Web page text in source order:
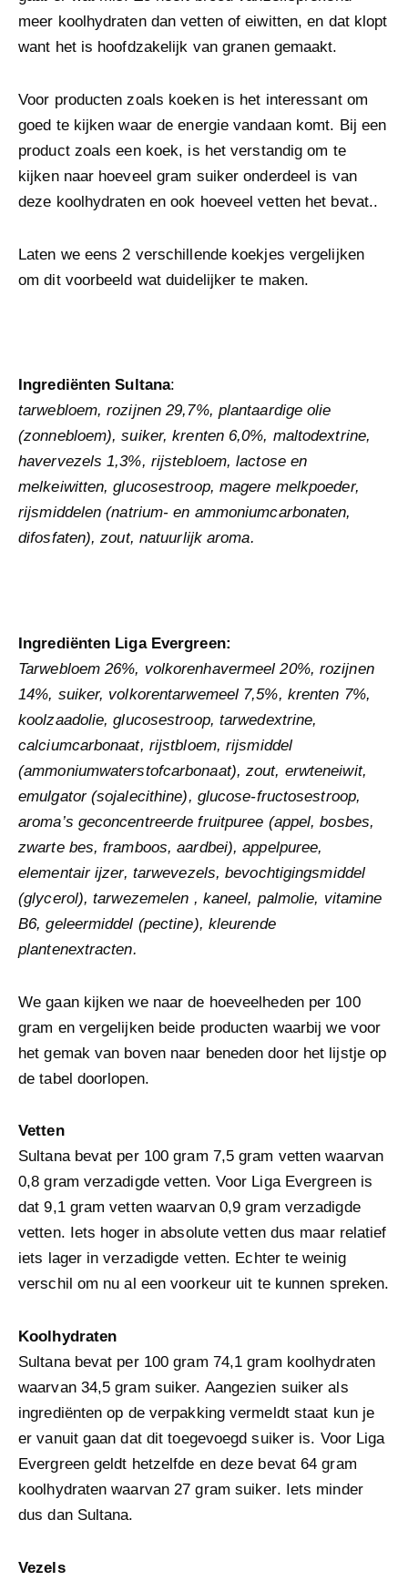
meer koolhydraten dan vetten of eiwitten, en dat klopt
want het is hoofdzakelijk van granen gemaakt.
Voor producten zoals koeken is het interessant om
goed te kijken waar de energie vandaan komt. Bij een
product zoals een koek, is het verstandig om te
kijken naar hoeveel gram suiker onderdeel is van
deze koolhydraten en ook hoeveel vetten het bevat..
Laten we eens 2 verschillende koekjes vergelijken
om dit voorbeeld wat duidelijker te maken.
Ingrediënten Sultana:
tarwebloem, rozijnen 29,7%, plantaardige olie
(zonnebloem), suiker, krenten 6,0%, maltodextrine,
havervezels 1,3%, rijstebloem, lactose en
melkeiwitten, glucosestroop, magere melkpoeder,
rijsmiddelen (natrium- en ammoniumcarbonaten,
difosfaten), zout, natuurlijk aroma.
Ingrediënten Liga Evergreen:
Tarwebloem 26%, volkorenhavermeel 20%, rozijnen
14%, suiker, volkorentarwemeel 7,5%, krenten 7%,
koolzaadolie, glucosestroop, tarwedextrine,
calciumcarbonaat, rijstbloem, rijsmiddel
(ammoniumwaterstofcarbonaat), zout, erwteneiwit,
emulgator (sojalecithine), glucose-fructosestroop,
aroma’s geconcentreerde fruitpuree (appel, bosbes,
zwarte bes, framboos, aardbei), appelpuree,
elementair ijzer, tarwevezels, bevochtigingsmiddel
(glycerol), tarwezemelen , kaneel, palmolie, vitamine
B6, geleermiddel (pectine), kleurende
plantenextracten.
We gaan kijken we naar de hoeveelheden per 100
gram en vergelijken beide producten waarbij we voor
het gemak van boven naar beneden door het lijstje op
de tabel doorlopen.
Vetten
Sultana bevat per 100 gram 7,5 gram vetten waarvan
0,8 gram verzadigde vetten. Voor Liga Evergreen is
dat 9,1 gram vetten waarvan 0,9 gram verzadigde
vetten. Iets hoger in absolute vetten dus maar relatief
iets lager in verzadigde vetten. Echter te weinig
verschil om nu al een voorkeur uit te kunnen spreken.
Koolhydraten
Sultana bevat per 100 gram 74,1 gram koolhydraten
waarvan 34,5 gram suiker. Aangezien suiker als
ingrediënten op de verpakking vermeldt staat kun je
er vanuit gaan dat dit toegevoegd suiker is. Voor Liga
Evergreen geldt hetzelfde en deze bevat 64 gram
koolhydraten waarvan 27 gram suiker. Iets minder
dus dan Sultana.
Vezels